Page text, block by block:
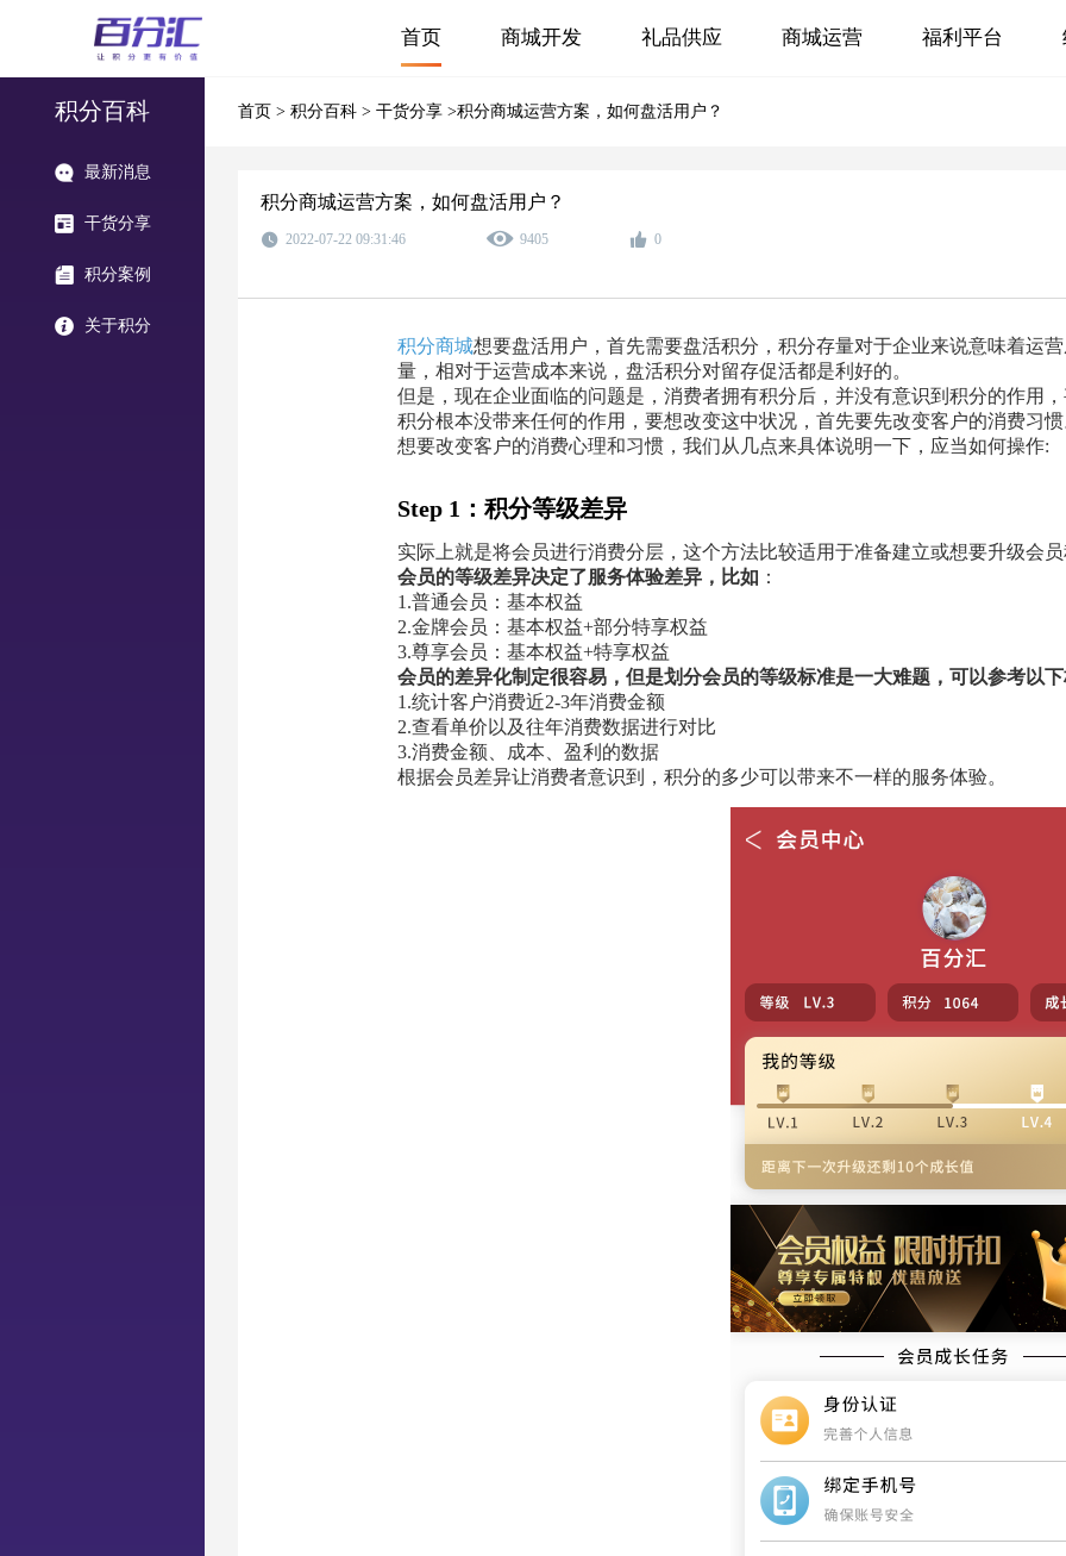
首页 商城开发 礼品供应 商城运营 福利平台
积分百科
最新消息
干货分享
积分案例
关于积分
首页 > 积分百科 > 干货分享 >积分商城运营方案，如何盘活用户？
积分商城运营方案，如何盘活用户？
2022-07-22 09:31:46 9405 0
积分商城想要盘活用户，首先需要盘活积分，积分存量对于企业来说意味着运
量，相对于运营成本来说，盘活积分对留存促活都是利好的。
但是，现在企业面临的问题是，消费者拥有积分后，并没有意识到积分的作用
积分根本没带来任何的作用，要想改变这中状况，首先要先改变客户的消费习
想要改变客户的消费心理和习惯，我们从几点来具体说明一下，应当如何操作:
Step 1：积分等级差异
实际上就是将会员进行消费分层，这个方法比较适用于准备建立或想要升级会
会员的等级差异决定了服务体验差异，比如 ：
1.普通会员：基本权益
2.金牌会员：基本权益+部分特享权益
3.尊享会员：基本权益+特享权益
会员的差异化制定很容易，但是划分会员的等级标准是一大难题，可以参考以
1.统计客户消费近2-3年消费金额
2.查看单价以及往年消费数据进行对比
3.消费金额、成本、盈利的数据
根据会员差异让消费者意识到，积分的多少可以带来不一样的服务体验。